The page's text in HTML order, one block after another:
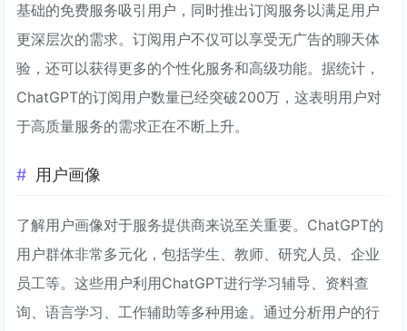
基础的免费服务吸引用户，同时推出订阅服务以满足用户
更深层次的需求。订阅用户不仅可以享受无广告的聊天体
验，还可以获得更多的个性化服务和高级功能。据统计，
ChatGPT的订阅用户数量已经突破200万，这表明用户对
于高质量服务的需求正在不断上升。
用户画像
了解用户画像对于服务提供商来说至关重要。ChatGPT的
用户群体非常多元化，包括学生、教师、研究人员、企业
员工等。这些用户利用ChatGPT进行学习辅导、资料查
询、语言学习、工作辅助等多种用途。通过分析用户的行